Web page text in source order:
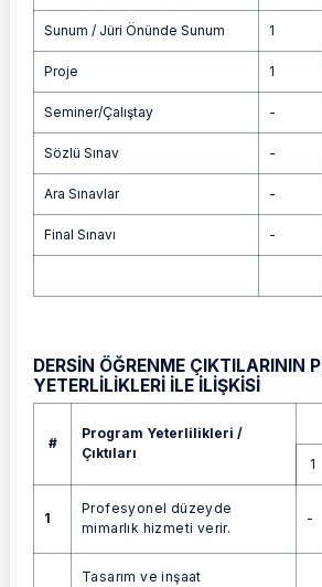
Sunum / Jüri Önünde Sunum 1
Proje 1
Seminer/Çalıştay -
Sözlü Sınav -
Ara Sınavlar -
Final Sınavı -
DERSİN ÖĞRENME ÇIKTILARININ
YETERLİLİKLERİ İLE İLİŞKİSİ
#
Program Yeterlilikleri /
Çıktıları
1
1
Profesyonel düzeyde
mimarlık hizmeti verir.
-
Tasarım ve inşaat